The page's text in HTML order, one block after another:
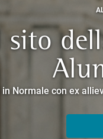
che racconta la
Normale con ex
guidati negli